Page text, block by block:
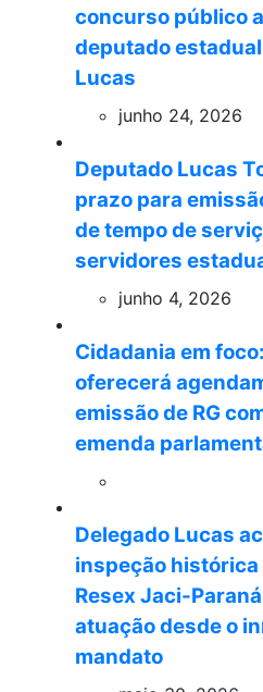
concurso público
deputado
Lucas
junho 24, 2026
Deputado Lucas
prazo para
de tempo de
servidores
junho 4, 2026
Cidadania em
oferecerá
emissão de RG
emenda
Delegado Lucas
inspeção histórica
Resex Jaci-
atuação desde o
mandato